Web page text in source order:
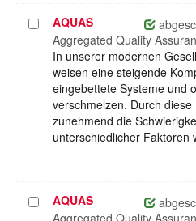
Projekt
auswählen
AQUAS
Aggregated Quality
In unserer modernen
weisen eine steigende
eingebettete Systeme und
verschmelzen. Durch
zunehmend die
unterschiedlicher
ProjektAQUAS